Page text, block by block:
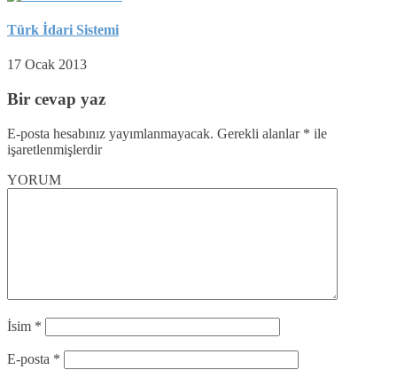
Türk İdari Sistemi
17 Ocak 2013
Bir cevap yaz
E-posta hesabınız yayımlanmayacak. Gerekli alanlar * ile
işaretlenmişlerdir
YORUM
İsim *
E-posta *